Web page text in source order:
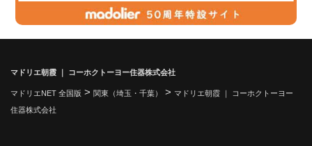
マドリエ朝霞 ｜ コーホクトーヨー住器株式会社
マドリエNET 全国版 > 関東（埼玉・千葉） > マドリエ朝霞 ｜ コーホクトーヨー
住器株式会社